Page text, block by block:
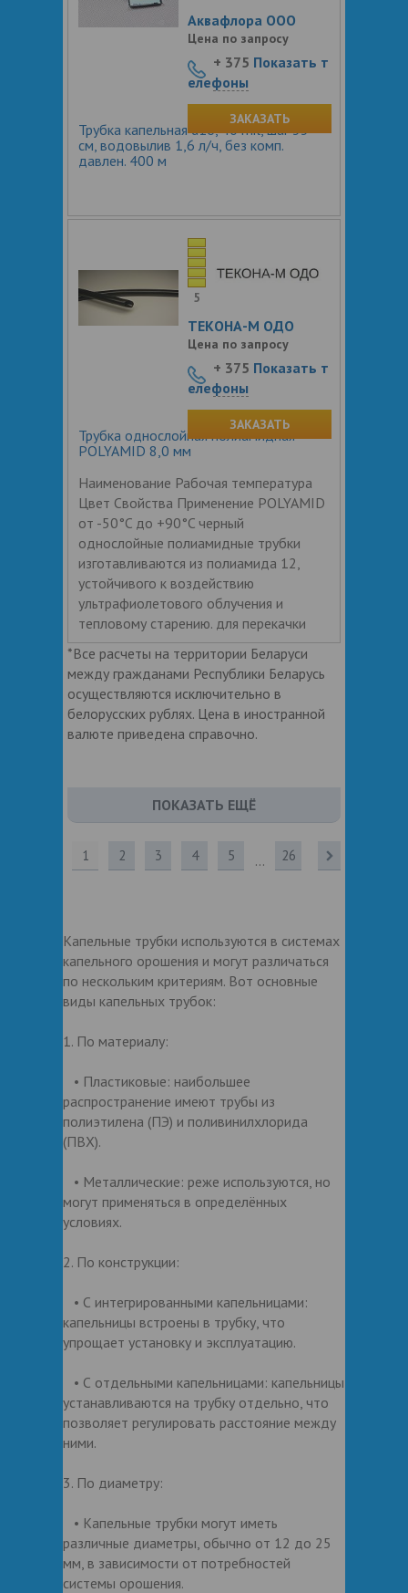
Трубка капельная d16, 40 mil, шаг 33
см, водовылив 1,6 л/ч, без комп.
давлен. 400 м
Аквафлора ООО
Цена по запросу
+ 375 Показать т
елефоны
ЗАКАЗАТЬ
Трубка однослойная полиамидная
POLYAMID 8,0 мм
Наименование Рабочая температура
Цвет Свойства Применение POLYAMID
от -50°C до +90°C черный
однослойные полиамидные трубки
изготавливаются из полиамида 12,
устойчивого к воздействию
ультрафиолетового облучения и
тепловому старению. для перекачки
5
ТЕКОНА-М ОДО
Цена по запросу
+ 375 Показать т
елефоны
ЗАКАЗАТЬ
*Все расчеты на территории Беларуси
между гражданами Республики Беларусь
осуществляются исключительно в
белорусских рублях. Цена в иностранной
валюте приведена справочно.
ПОКАЗАТЬ ЕЩЁ
1 2 3 4 5 ... 26
Капельные трубки используются в системах
капельного орошения и могут различаться
по нескольким критериям. Вот основные
виды капельных трубок:
1. По материалу:
• Пластиковые: наибольшее
распространение имеют трубы из
полиэтилена (ПЭ) и поливинилхлорида
(ПВХ).
• Металлические: реже используются, но
могут применяться в определённых
условиях.
2. По конструкции:
• С интегрированными капельницами:
капельницы встроены в трубку, что
упрощает установку и эксплуатацию.
• С отдельными капельницами: капельницы
устанавливаются на трубку отдельно, что
позволяет регулировать расстояние между
ними.
3. По диаметру:
• Капельные трубки могут иметь
различные диаметры, обычно от 12 до 25
мм, в зависимости от потребностей
системы орошения.